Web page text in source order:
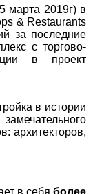
марта 2019г) в
& Restaurants
за последние
с торгово-
в проект
в истории
архитекторов,
в себяболее